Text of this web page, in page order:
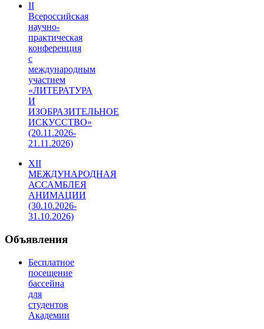
II
Всероссийская
научно-
практическая
конференция
с
международным
участием
«ЛИТЕРАТУРА
И
ИЗОБРАЗИТЕЛЬНОЕ
ИСКУССТВО»
(20.11.2026-
21.11.2026)
XII
МЕЖДУНАРОДНАЯ
АССАМБЛЕЯ
АНИМАЦИИ
(30.10.2026-
31.10.2026)
Объявления
Бесплатное
посещение
бассейна
для
студентов
Академии